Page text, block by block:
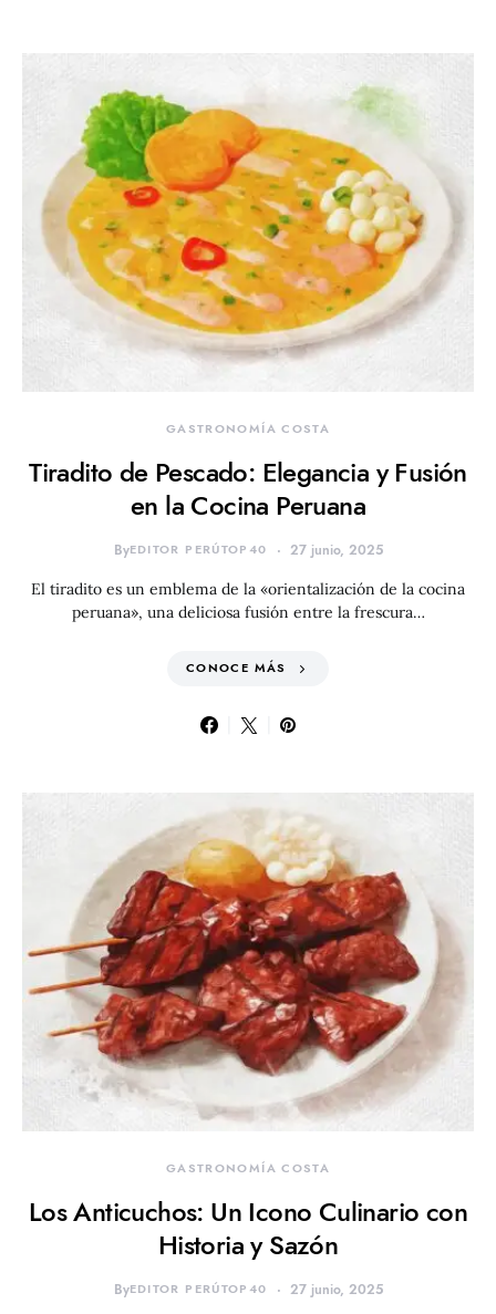
GASTRONOMÍA COSTA
Tiradito de Pescado: Elegancia y Fusión
en la Cocina Peruana
ByEDITOR PERÚTOP40 27 junio, 2025
El tiradito es un emblema de la «orientalización de la cocina
peruana», una deliciosa fusión entre la frescura…
CONOCE MÁS
GASTRONOMÍA COSTA
Los Anticuchos: Un Icono Culinario con
Historia y Sazón
ByEDITOR PERÚTOP40 27 junio, 2025